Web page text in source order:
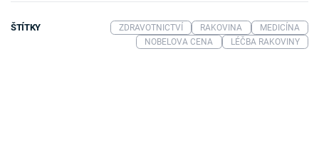
ŠTÍTKY ZDRAVOTNICTVÍ RAKOVINA
MEDICÍNA
NOBELOVA CENA
LÉČBA RAKOVINY